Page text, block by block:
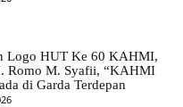
Logo HUT Ke 60 KAHMI,
Romo M. Syafii, “KAHMI
di Garda Terdepan